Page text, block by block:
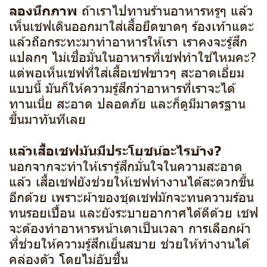
ลองนึกภาพ ถ้าเราไปทานร้านอาหารหรูๆ แล้ว
เห็นเชฟเดินออกมาใส่เสื้อยืดขาดๆ ร้องเท้าแตะ
แล้วถือกระทะมาทำอาหารให้เรา เราคงจะรู้สึก
แปลกๆ ไม่เชื่อมั่นในอาหารที่เชฟทำใช่ไหมคะ?
แต่พอเห็นเชฟที่ใส่เสื้อเชฟขาวๆ สะอาดเอี่ยม
แบบนี้ มันก็ให้ความรู้สึกว่าอาหารที่เราจะได้
ทานเนี่ย สะอาด ปลอดภัย และก็ดูมีมาตรฐาน
ขึ้นมาทันทีเลย
แล้วเสื้อเชฟมันมีประโยชน์อะไรบ้าง?
นอกจากจะทำให้เรารู้สึกมั่นใจในความสะอาด
แล้ว เสื้อเชฟยังช่วยให้เชฟทำงานได้สะดวกขึ้น
อีกด้วย เพราะผ้าของชุดเชฟมักจะทนความร้อน
ทนรอยเปื้อน และยังระบายอากาศได้ดีด้วย เชฟ
จะต้องทำอาหารหน้าเตาเป็นเวลา การเลือกผ้า
ที่ช่วยให้ความรู้สึกเย็นสบาย ช่วยให้ทำงานได้
คล่องตัว โดยไม่อับชื้น